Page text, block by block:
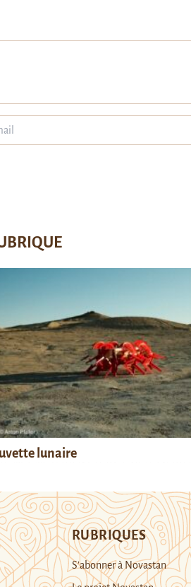
lunaire
RUBRIQUES
S’abonner à Novastan